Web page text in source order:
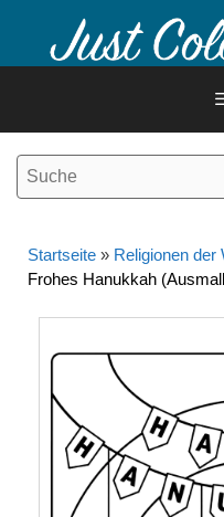
Inhalt
Startseite » Religionen der
Frohes Hanukkah